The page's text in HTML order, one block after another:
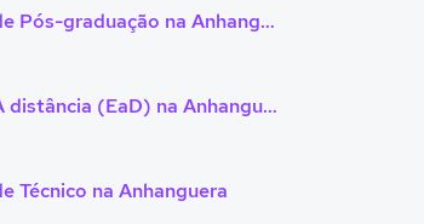
Ver as vagas de Pós-graduação na Anhanguera
Ver as vagas A distância (EaD) na Anhanguera
Técnico na Anhanguera